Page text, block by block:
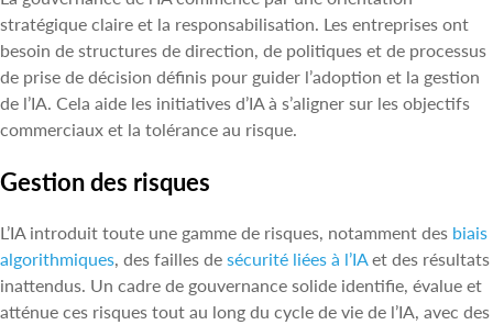
stratégique claire et la responsabilisation. Les entreprises ont
besoin de structures de direction, de politiques et de processus
de prise de décision définis pour guider l’adoption et la gestion
de l’IA. Cela aide les initiatives d’IA à s’aligner sur les objectifs
commerciaux et la tolérance au risque.
Gestion des risques
L’IA introduit toute une gamme de risques, notamment des biais
algorithmiques , des failles de sécurité liées à l’IA et des résultats
inattendus. Un cadre de gouvernance solide identifie, évalue et
atténue ces risques tout au long du cycle de vie de l’IA, avec des